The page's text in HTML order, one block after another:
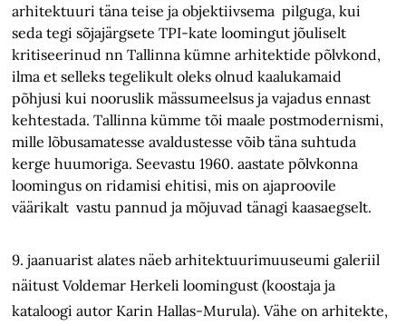
arhitektuuri täna teise ja objektiivsema pilguga, kui
seda tegi sõjajärgsete TPI-kate loomingut jõuliselt
kritiseerinud nn Tallinna kümne arhitektide põlvkond,
ilma et selleks tegelikult oleks olnud kaalukamaid
põhjusi kui nooruslik mässumeelsus ja vajadus ennast
kehtestada. Tallinna kümme tõi maale postmodernismi,
mille lõbusamatesse avaldustesse võib täna suhtuda
kerge huumoriga. Seevastu 1960. aastate põlvkonna
loomingus on ridamisi ehitisi, mis on ajaproovile
väärikalt vastu pannud ja mõjuvad tänagi kaasaegselt.
9. jaanuarist alates näeb arhitektuurimuuseumi galeriil
näitust Voldemar Herkeli loomingust (koostaja ja
kataloogi autor Karin Hallas-Murula). Vähe on arhitekte,